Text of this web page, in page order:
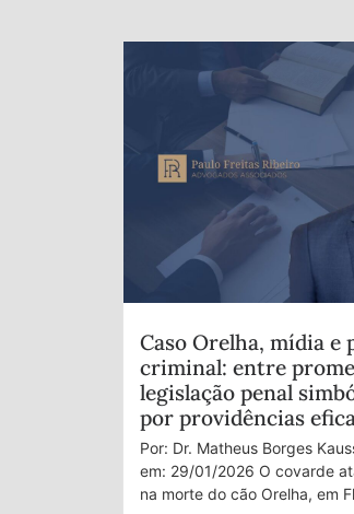
Caso Orelha, mídia e
criminal: entre
legislação penal
por providências
Por: Dr. Matheus Borges
em: 29/01/2026 O covarde
na morte do cão Orelha, em